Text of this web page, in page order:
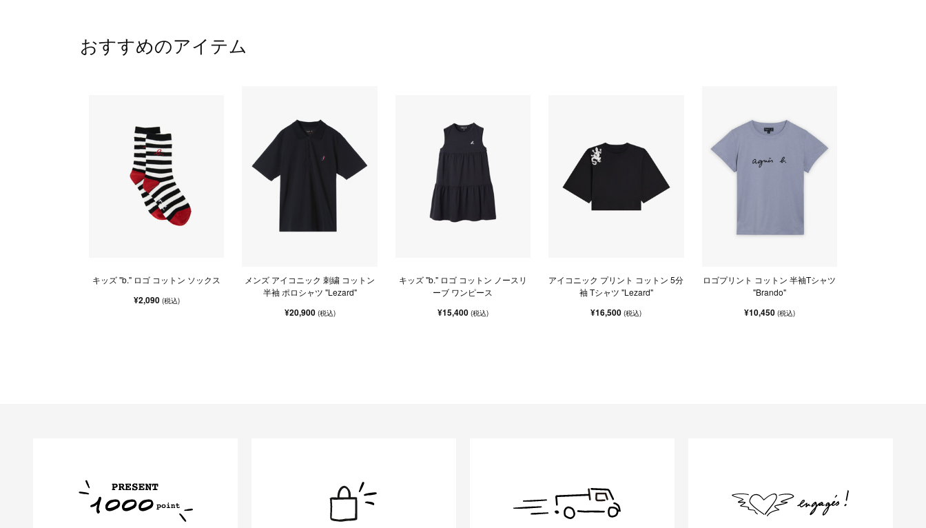
おすすめのアイテム
キッズ "b." ロゴ コットン ソックス
¥2,090 (税込)
メンズ アイコニック 刺繍 コットン
半袖 ポロシャツ "Lezard"
¥20,900 (税込)
キッズ "b." ロゴ コットン ノースリ
ーブ ワンピース
¥15,400 (税込)
アイコニック プリント コットン 5分
袖 Tシャツ "Lezard"
¥16,500(税込)
ロゴプリント コットン 半袖Tシャツ
"Brando"
¥10,450 (税込)